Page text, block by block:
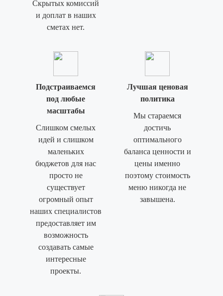
Скрытых комиссий
и доплат в наших
сметах нет.
Подстраиваемся
под любые
масштабы
Слишком смелых
идей и слишком
маленьких
бюджетов для нас
просто не
существует
огромный опыт
наших специалистов
предоставляет им
возможность
создавать самые
интересные
проекты.
Лучшая ценовая
политика
Мы стараемся
достичь
оптимального
баланса ценности и
цены именно
поэтому стоимость
меню никогда не
завышена.